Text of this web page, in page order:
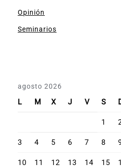
Opinión
Seminarios
agosto 2026
L M X J V S
1
3 4 5 6 7 8
10 11 12 13 14 15